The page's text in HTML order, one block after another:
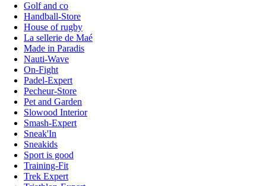
Golf and co
Handball-Store
House of rugby
La sellerie de Maé
Made in Paradis
Nauti-Wave
On-Fight
Padel-Expert
Pecheur-Store
Pet and Garden
Slowood Interior
Smash-Expert
Sneak'In
Sneakids
Sport is good
Training-Fit
Trek Expert